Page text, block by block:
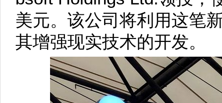
美元。该公司将利用这笔
其增强现实技术的开发。